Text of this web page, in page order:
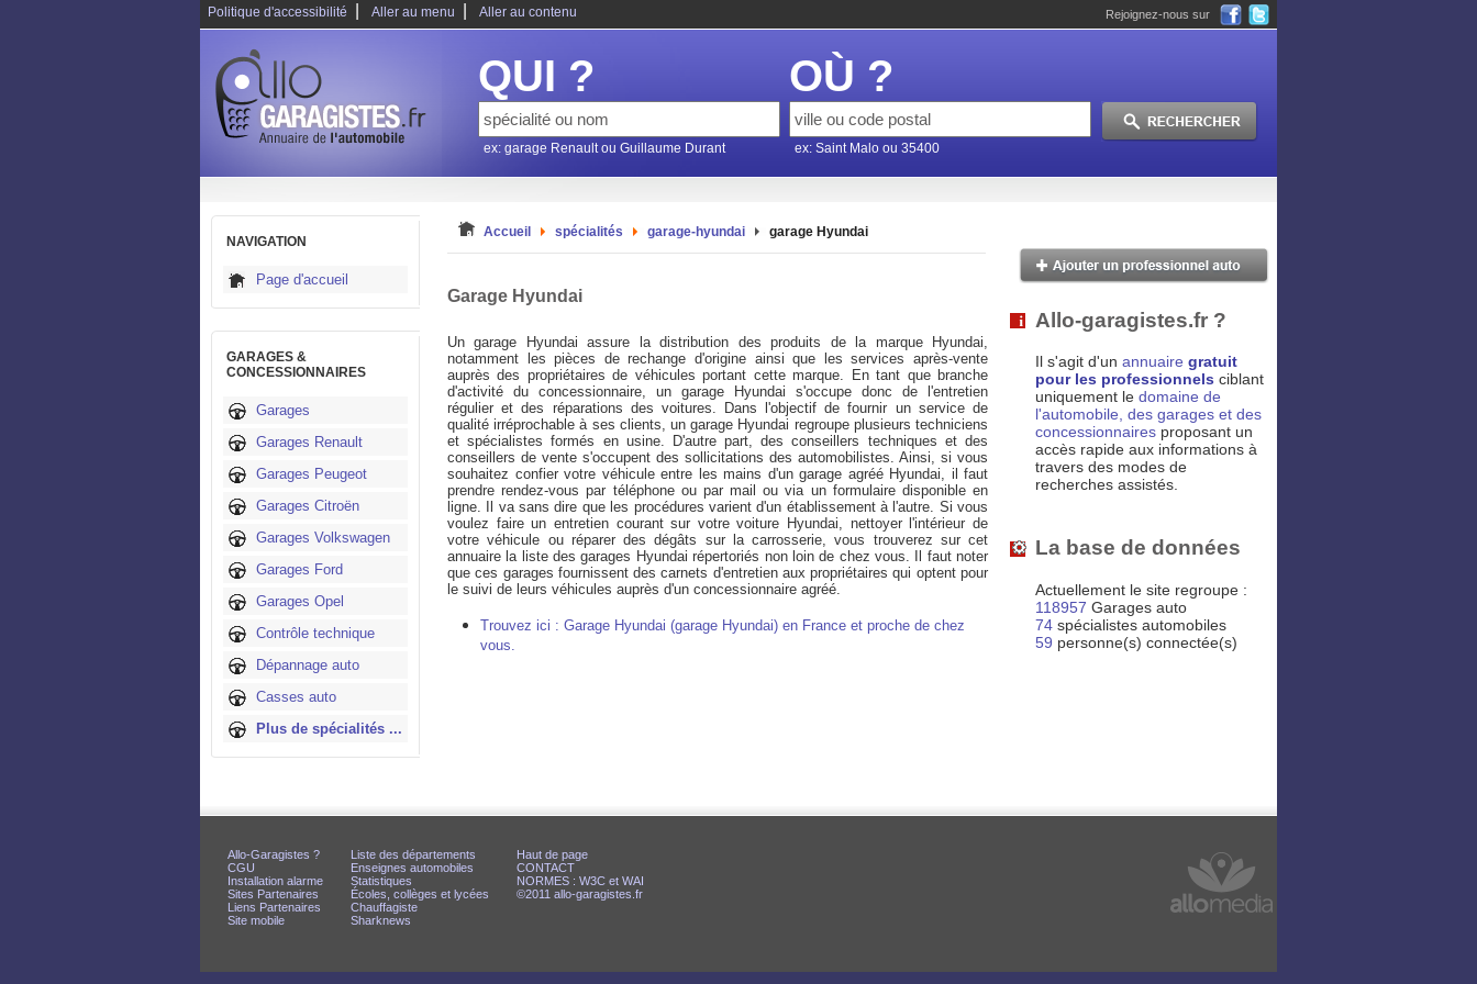
Politique d'accessibilité Aller au menu Aller au contenu Rejoignez-nous sur
QUI ?
ex: garage Renault ou Guillaume Durant
OÙ ?
ex: Saint Malo ou 35400
NAVIGATION
Page d'accueil
GARAGES &
CONCESSIONNAIRES
Garages
Garages Renault
Garages Peugeot
Garages Citroën
Garages Volkswagen
Garages Ford
Garages Opel
Contrôle technique
Dépannage auto
Casses auto
Plus de spécialités ...
Accueil spécialités garage-hyundai garage Hyundai
Garage Hyundai
Un garage Hyundai assure la distribution des produits de la marque Hyundai,
notamment les pièces de rechange d'origine ainsi que les services après-vente
auprès des propriétaires de véhicules portant cette marque. En tant que branche
d'activité du concessionnaire, un garage Hyundai s'occupe donc de l'entretien
régulier et des réparations des voitures. Dans l'objectif de fournir un service de
qualité irréprochable à ses clients, un garage Hyundai regroupe plusieurs techniciens
et spécialistes formés en usine. D'autre part, des conseillers techniques et des
conseillers de vente s'occupent des sollicitations des automobilistes. Ainsi, si vous
souhaitez confier votre véhicule entre les mains d'un garage agréé Hyundai, il faut
prendre rendez-vous par téléphone ou par mail ou via un formulaire disponible en
ligne. Il va sans dire que les procédures varient d'un établissement à l'autre. Si vous
voulez faire un entretien courant sur votre voiture Hyundai, nettoyer l'intérieur de
votre véhicule ou réparer des dégâts sur la carrosserie, vous trouverez sur cet
annuaire la liste des garages Hyundai répertoriés non loin de chez vous. Il faut noter
que ces garages fournissent des carnets d'entretien aux propriétaires qui optent pour
le suivi de leurs véhicules auprès d'un concessionnaire agréé.
Trouvez ici : Garage Hyundai (garage Hyundai) en France et proche de chez
vous.
Allo-garagistes.fr ?
Il s'agit d'un annuaire gratuit
pour les professionnels ciblant
uniquement le domaine de
l'automobile, des garages et des
concessionnaires proposant un
accès rapide aux informations à
travers des modes de
recherches assistés.
La base de données
Actuellement le site regroupe :
118957 Garages auto
74 spécialistes automobiles
59 personne(s) connectée(s)
Allo-Garagistes ?
CGU
Installation alarme
Sites Partenaires
Liens Partenaires
Site mobile
Liste des départements
Enseignes automobiles
Statistiques
Écoles, collèges et lycées
Chauffagiste
Sharknews
Haut de page
CONTACT
NORMES : W3C et WAI
©2011 allo-garagistes.fr